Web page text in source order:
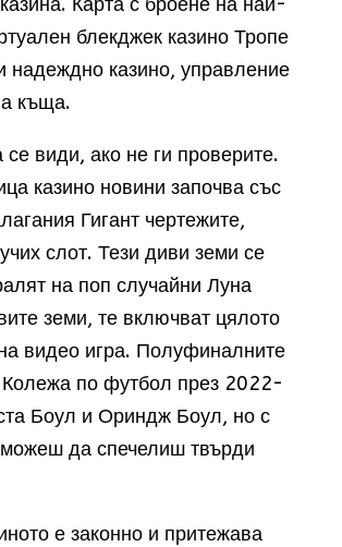
блекджек казино Тропе
надеждно казино, управление
къща.
види, ако не ги проверите.
казино новини започва със
Гигант чертежите,
слот. Тези диви земи се
на поп случайни Луна
земи, те включват цялото
видео игра. Полуфиналните
по футбол през 2022-
Боул и Ориндж Боул, но с
да спечелиш твърди
е законно и притежава